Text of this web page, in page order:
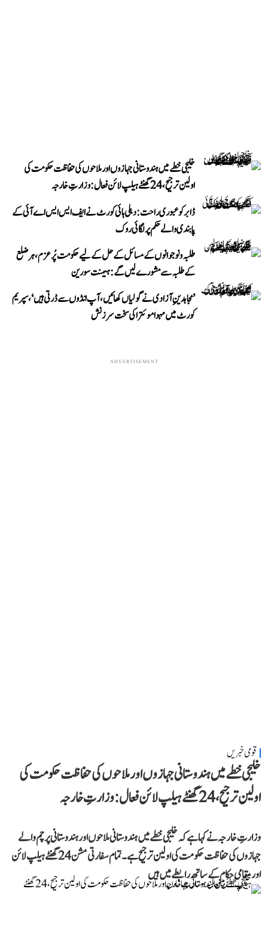
خلیجی خطے میں ہندوستانی جہازوں اور ملاحوں کی حفاظت حکومت کی
اولین ترجیح، 24 گھنٹے ہیلپ لائن فعال: وزارتِ خارجہ
ڈابر کو عبوری راحت: دہلی ہائی کورٹ نے ایف ایس ایس اے آئی کے
پابندی والے حکم پر لگائی روک
طلبہ و نوجوانوں کے مسائل کے حل کے لیے حکومت پُرعزم، ہر ضلع
کے طلبہ سے مشورے لیں گے: ہیمنت سورین
’مجاہدینِ آزادی نے گولیاں کھائیں، آپ انڈوں سے ڈرتی ہیں‘، سپریم
کورٹ میں مہوا موئترا کی سخت سرزنش
ADVERTISEMENT
قومی خبریں
خلیجی خطے میں ہندوستانی جہازوں اور ملاحوں کی حفاظت حکومت کی
اولین ترجیح، 24 گھنٹے ہیلپ لائن فعال: وزارتِ خارجہ
وزارتِ خارجہ نے کہا ہے کہ خلیجی خطے میں ہندوستانی ملاحوں اور ہندوستانی پرچم والے
جہازوں کی حفاظت حکومت کی اولین ترجیح ہے۔ تمام سفارتی مشن 24 گھنٹے ہیلپ لائن
اور مقامی حکام کے ساتھ رابطے میں ہیں